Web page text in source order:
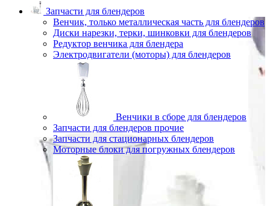
Запчасти для блендеров
Венчик, только металлическая часть для блендеров
Диски нарезки, терки, шинковки для блендеров
Редуктор венчика для блендера
Электродвигатели (моторы) для блендеров
Венчики в сборе для блендеров
Запчасти для блендеров прочие
Запчасти для стационарных блендеров
Моторные блоки для погружных блендеров